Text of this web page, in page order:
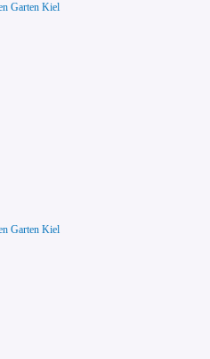
Garten Kiel
Garten Kiel